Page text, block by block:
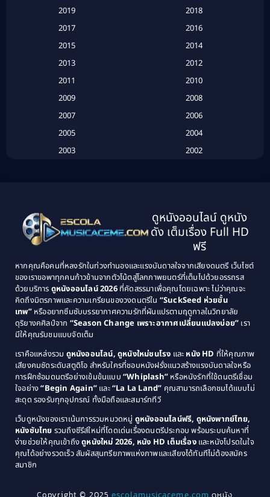
Based on a True Story เรื่องจริง (20)
(134)
Classic หนังคลาสสิก(21)
Classic หนังคลาสสิก(25)
Comedy ตลก(46)
Comedy ตลก(515)
Coming of Age ก้าวพ้นวัย(1)
Coming-of-Age(3)
Community(1)
Crime อาชญากรรม(78)
2019
2018
2017
2016
2015
2014
2013
2012
2011
2010
2009
2008
2007
2006
2005
2004
2003
2002
1995
1994
1993
1992
1989
1988
1987
1986
1985
1984
1983
1982
1979
1978
1976
1975
1974
1971
1970
1969
1968
1964
1963
ดูหนังออนไลน์ ดูหนัง
ดัง เต็มเรื่อง Full HD
ฟรี
หากคุณคือคนที่หลงรักในท่วงทำนองและแรงบันดาลใจจากเสียงดนตรี เว็บไซต์
ของเราขอพาทุกคนก้าวข้ามจากตัวโน้ตสู่โลกภาพยนตร์ที่เต็มไปด้วยอรรถรส
ด้วยบริการ ดูหนังออนไลน์ 2026ที่คัดสรรมาเพื่อคุณโดยเฉพาะ ไม่ว่าคุณจะ
คิดถึงมิตรภาพและความเกรียนของวงดนตรีใน “SuckSeed ห่วยขั้น
เทพ”หรืออยากซึมซับบรรยากาศความรักที่ผันแปรตามฤดูกาลในวิทยาลัย
ดุริยางคศิลป์จาก “Season Change เพราะอากาศเปลี่ยนแปลงบ่อย” เรา
มีให้คุณรับชมแบบจัดเต็ม
เราคือแหล่งรวม ดูหนังออนไลน์, ดูหนังใหม่ชนโรง และ หนัง HD ที่ให้คุณภาพ
เสียงคมชัดระดับสตูดิโอ สำหรับใครที่ชอบหนังฝรั่งแนวสร้างแรงบันดาลใจหรือ
การฝึกซ้อมดนตรีอย่างเข้มข้นแบบ “Whiplash” หรือหนังรักที่ใช้ดนตรีเชื่อม
ใจอย่าง“Begin Again” และ“La La Land” คุณสามารถเลือกชมได้แบบไม่
สะดุด รองรับทุกอุปกรณ์ ทั้งมือถือและสมาร์ททีวี
เว็บดูหนังของเราเน้นการรวมหมวดหมู่ ดูหนังออนไลน์ฟรี, ดูหนังพากย์ไทย,
หนังซับไทย รวมถึงซีรีส์ใหม่ที่โดดเด่นเรื่องดนตรีประกอบ พร้อมระบบค้นหาที่
ง่ายช่วยให้คุณเข้าถึงดูหนังใหม่ 2026, หนัง HD เต็มเรื่องและหนังโปรดในใจ
คุณได้อย่างรวดเร็ว สัมผัสสุนทรียภาพแห่งภาพและเสียงได้ทันทีไม่ต้องสมัคร
สมาชิก